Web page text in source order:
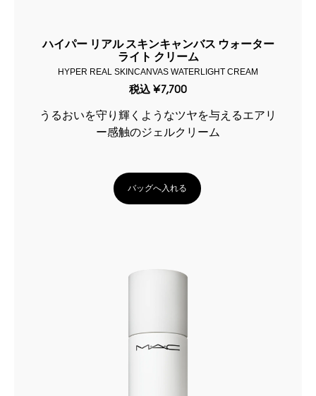
ハイパー リアル スキンキャンバス ウォーター
ライト クリーム
HYPER REAL SKINCANVAS WATERLIGHT CREAM
税込 ¥7,700
うるおいを守り輝くようなツヤを与えるエアリ
ー感触のジェルクリーム
バッグへ入れる